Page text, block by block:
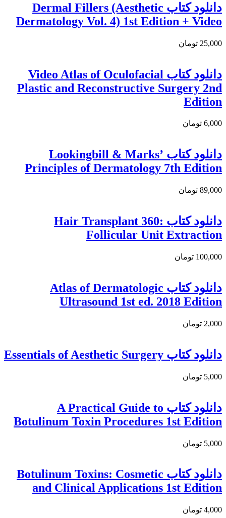
دانلود کتاب Dermal Fillers (Aesthetic
Dermatology Vol. 4) 1st Edition + Video
25,000 تومان
دانلود کتاب Video Atlas of Oculofacial
Plastic and Reconstructive Surgery 2nd
Edition
6,000 تومان
دانلود کتاب Lookingbill & Marks’
Principles of Dermatology 7th Edition
89,000 تومان
دانلود کتاب Hair Transplant 360:
Follicular Unit Extraction
100,000 تومان
دانلود کتاب Atlas of Dermatologic
Ultrasound 1st ed. 2018 Edition
2,000 تومان
دانلود کتاب Essentials of Aesthetic Surgery
5,000 تومان
دانلود کتاب A Practical Guide to
Botulinum Toxin Procedures 1st Edition
5,000 تومان
دانلود کتاب Botulinum Toxins: Cosmetic
and Clinical Applications 1st Edition
4,000 تومان